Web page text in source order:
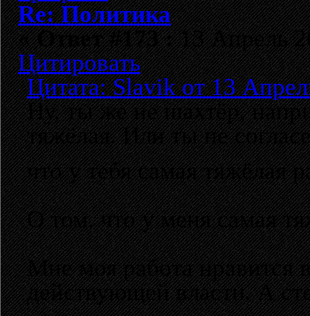
Re: Политика
«Ответ #173 :13 Апрель
Цитировать
Цитата: Slavik от 13
Ну, ты же не шахтёр,
тяжёлая. Или ты не
что у тебя самая тяжёлая
О том, что у меня самая
Мне моя работа нравится
действующей власти. А